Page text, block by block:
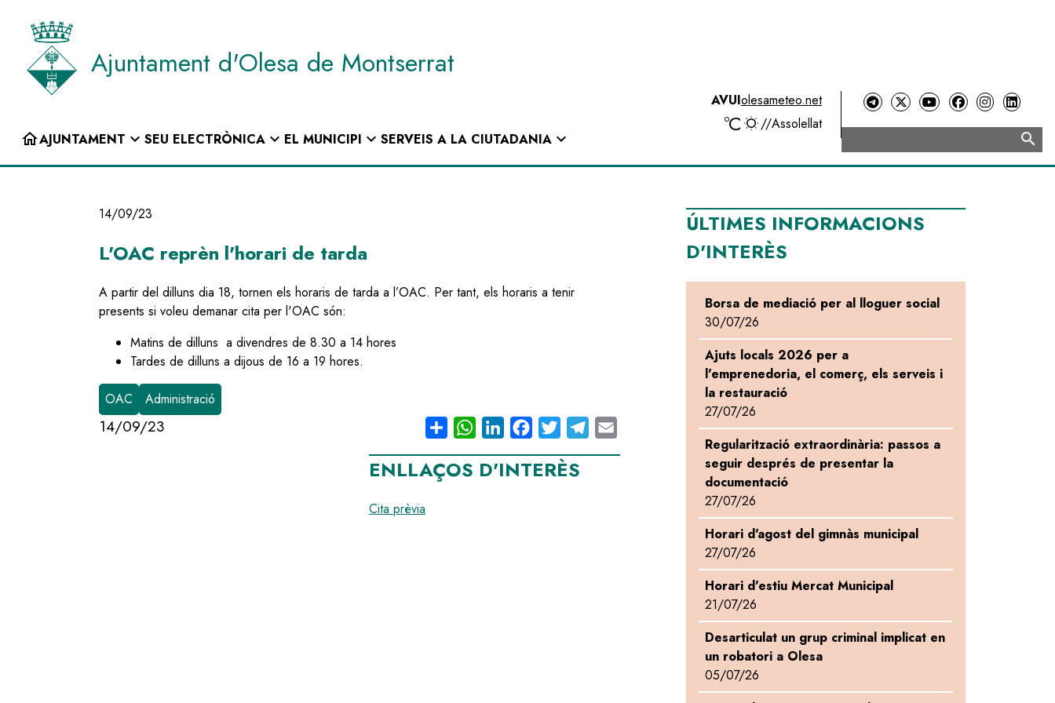
contingut
Ajuntament d'Olesa de Montserrat
Navegació
INICI
homeAJUNTAMENT expand_more SEU ELECTRÒNICAexpand_more EL MUNICIPI expand_more SERVEIS A LA CIUTADANIAexpand_more
AVUIolesameteo.net
ºC //Assolellat
search
14/09/23
L'OAC reprèn l'horari de tarda
A partir del dilluns dia 18, tornen els horaris de tarda a l’OAC. Per tant, els horaris a tenir
presents si voleu demanar cita per l'OAC són:
Matins de dilluns a divendres de 8.30 a 14 hores
Tardes de dilluns a dijous de 16 a 19 hores.
OAC Administració
14/09/23 Share WhatsAppLinkedInFacebook
Twitter Telegram
ENLLAÇOS D'INTERÈS
Cita prèvia
ÚLTIMES INFORMACIONS
D'INTERÈS
Borsa de mediació per al lloguer social
30/07/26
Ajuts locals 2026 per a
l'emprenedoria, el comerç, els serveis i
la restauració
27/07/26
Regularització extraordinària: passos a
seguir després de presentar la
documentació
27/07/26
Horari d'agost del gimnàs municipal
27/07/26
Horari d'estiu Mercat Municipal
21/07/26
Desarticulat un grup criminal implicat en
un robatori a Olesa
05/07/26